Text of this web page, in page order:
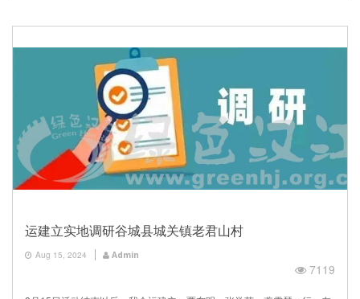
运建立实地调研谷城县城关镇老君山村
Aug 15, 2024 Admin
7119